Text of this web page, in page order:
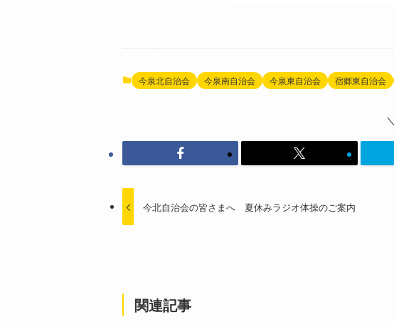
今泉北自治会 今泉南自治会 今泉東自治会 宿郷東自治会
今北自治会の皆さまへ 夏休みラジオ体操のご案内
関連記事